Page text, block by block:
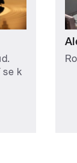
se k